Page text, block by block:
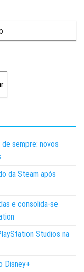
sempre: novos
da Steam após
e consolida-se
Studios na
Disney+